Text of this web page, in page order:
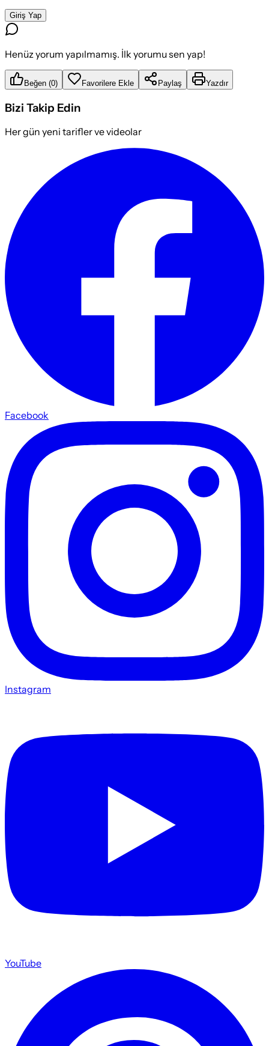
Giriş Yap
Henüz yorum yapılmamış. İlk yorumu sen yap!
Beğen (0) Favorilere Ekle Paylaş Yazdır
Bizi Takip Edin
Her gün yeni tarifler ve videolar
Facebook
Instagram
YouTube